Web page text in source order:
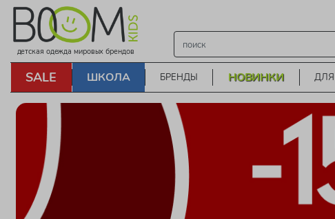
детская одежда мировых брендов
SALE ШКОЛА БРЕНДЫ НОВИНКИ